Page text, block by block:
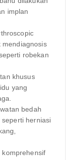
implan
mendiagnosis
robekan
khusus
yang
bedah
herniasi
komprehensif